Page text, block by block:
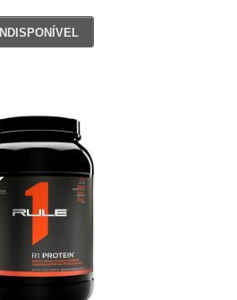
INDISPONÍVEL